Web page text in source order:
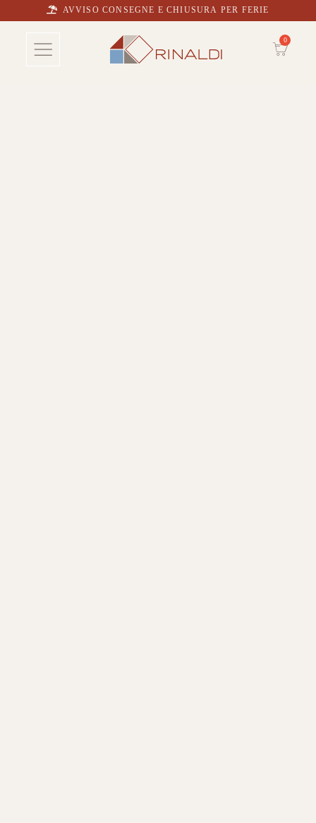
AVVISO CONSEGNE E CHIUSURA PER FERIE